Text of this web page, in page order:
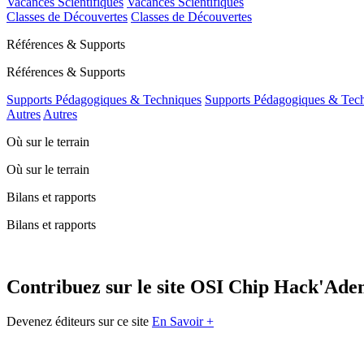
Classes de Découvertes Classes de Découvertes
Références & Supports
Références & Supports
Supports Pédagogiques & Techniques Supports Pédagogiques &
AutresAutres
Où sur le terrain
Où sur le terrain
Bilans et rapports
Bilans et rapports
Contribuez sur le site OSI Chip
Devenez éditeurs sur ce site En Savoir +